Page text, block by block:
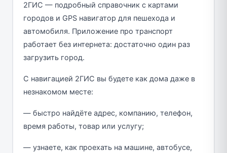
2ГИС — подробный справочник с картами
городов и GPS навигатор для пешехода и
автомобиля. Приложение про транспорт
работает без интернета: достаточно один раз
загрузить город.
С навигацией 2ГИС вы будете как дома даже в
незнакомом месте:
— быстро найдёте адрес, компанию, телефон,
время работы, товар или услугу;
— узнаете, как проехать на машине, автобусе,